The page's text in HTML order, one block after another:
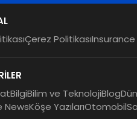
Çerez PolitikasıInsurance
BilgiBilim ve TeknolojiBlog
NewsKöşe YazılarıOtomobil